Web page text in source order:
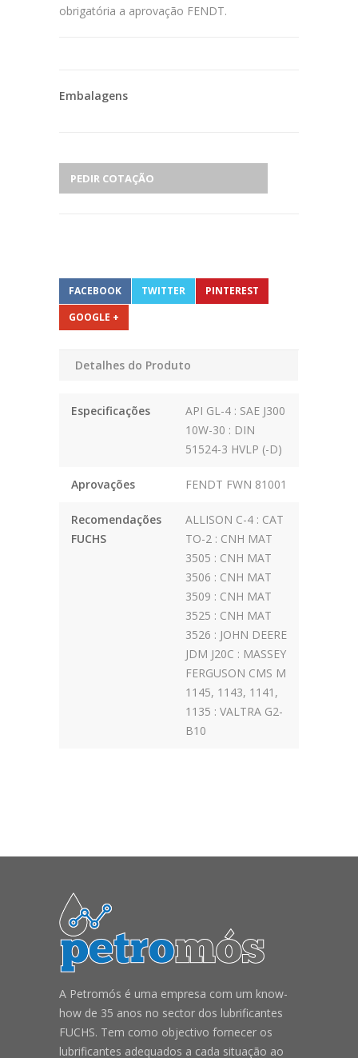
obrigatória a aprovação FENDT.
Embalagens
PEDIR COTAÇÃO
FACEBOOK TWITTER
PINTEREST
GOOGLE +
Detalhes do Produto
Especificações
API GL-4 : SAE J300
10W-30 : DIN
51524-3 HVLP (-D)
Aprovações FENDT FWN 81001
Recomendações
FUCHS
ALLISON C-4 : CAT
TO-2 : CNH MAT
3505 : CNH MAT
3506 : CNH MAT
3509 : CNH MAT
3525 : CNH MAT
3526 : JOHN DEERE
JDM J20C : MASSEY
FERGUSON CMS M
1145, 1143, 1141,
1135 : VALTRA G2-
B10
A Petromós é uma empresa com um know-
how de 35 anos no sector dos lubrificantes
FUCHS. Tem como objectivo fornecer os
lubrificantes adequados a cada situação ao